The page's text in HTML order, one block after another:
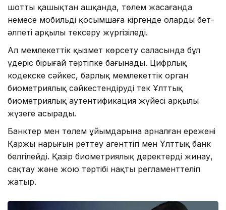
шотты қашықтан ашқанда, төлем жасағанда
немесе мобильді қосымшаға кіргенде олардың бет-
әлпеті арқылы тексеру жүргізіледі.
Ал мемлекеттік қызмет көрсету саласында бұл
үдеріс бірыңғай тәртіпке бағынады. Цифрлық
кодекске сәйкес, барлық мемлекеттік орган
биометриялық сәйкестендіруді тек Ұлттық
биометриялық аутентификация жүйесі арқылы
жүзеге асырады.
Банктер мен төлем ұйымдарына арналған ережені
Қаржы нарығын реттеу агенттігі мен Ұлттық банк
белгілейді. Қазір биометриялық деректерді жинау,
сақтау және жою тәртібі нақты регламенттеліп
жатыр.